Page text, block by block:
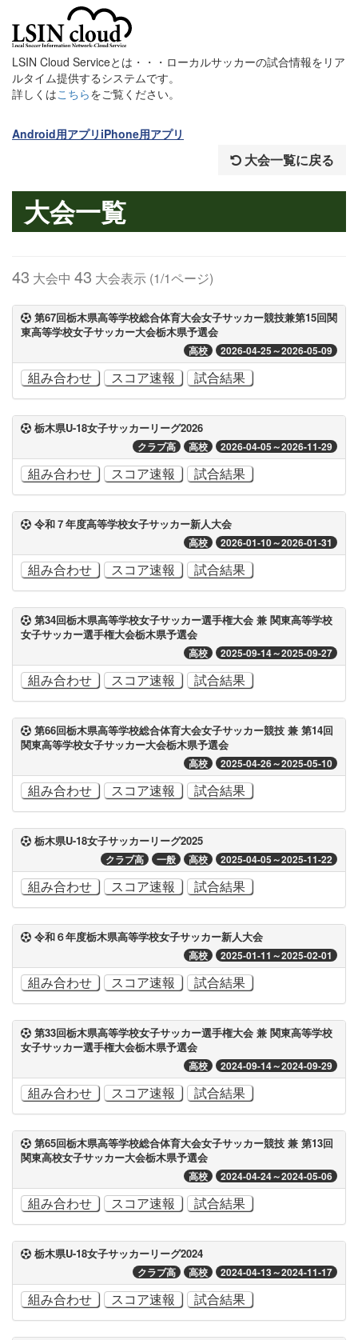
LSIN Cloud Serviceとは・・・ローカルサッカーの試合情報をリア
ルタイム提供するシステムです。
詳しくはこちらをご覧ください。
Android用アプリ iPhone用アプリ
大会一覧に戻る
大会一覧
43 大会中 43 大会表示 (1/1ページ)
第67回栃木県高等学校総合体育大会女子サッカー競技兼第15回関
東高等学校女子サッカー大会栃木県予選会
高校 2026-04-25～2026-05-09
組み合わせ スコア速報 試合結果
栃木県U-18女子サッカーリーグ2026
クラブ高 高校 2026-04-05～2026-11-29
組み合わせ スコア速報 試合結果
令和７年度高等学校女子サッカー新人大会
高校 2026-01-10～2026-01-31
組み合わせ スコア速報 試合結果
第34回栃木県高等学校女子サッカー選手権大会 兼 関東高等学校
女子サッカー選手権大会栃木県予選会
高校 2025-09-14～2025-09-27
組み合わせ スコア速報 試合結果
第66回栃木県高等学校総合体育大会女子サッカー競技 兼 第14回
関東高等学校女子サッカー大会栃木県予選会
高校 2025-04-26～2025-05-10
組み合わせ スコア速報 試合結果
栃木県U-18女子サッカーリーグ2025
クラブ高 一般 高校 2025-04-05～2025-11-22
組み合わせ スコア速報 試合結果
令和６年度栃木県高等学校女子サッカー新人大会
高校 2025-01-11～2025-02-01
組み合わせ スコア速報 試合結果
第33回栃木県高等学校女子サッカー選手権大会 兼 関東高等学校
女子サッカー選手権大会栃木県予選会
高校 2024-09-14～2024-09-29
組み合わせ スコア速報 試合結果
第65回栃木県高等学校総合体育大会女子サッカー競技 兼 第13回
関東高校女子サッカー大会栃木県予選会
高校 2024-04-24～2024-05-06
組み合わせ スコア速報 試合結果
栃木県U-18女子サッカーリーグ2024
クラブ高 高校 2024-04-13～2024-11-17
組み合わせ スコア速報 試合結果